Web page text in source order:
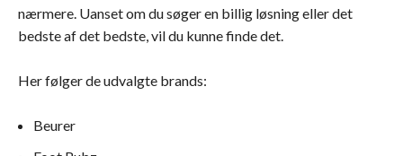
nærmere. Uanset om du søger en billig løsning eller det
bedste af det bedste, vil du kunne finde det.
Her følger de udvalgte brands:
Beurer